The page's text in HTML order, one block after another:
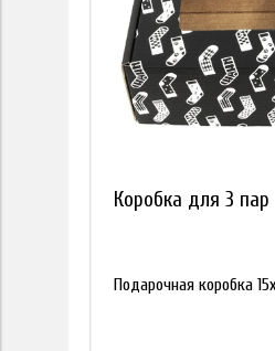
Коробка для 3 пар
Подарочная коробка